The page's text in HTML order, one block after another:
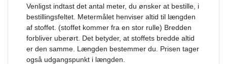
Venligst indtast det antal meter, du ønsker at bestille, i
bestillingsfeltet. Metermålet henviser altid til længden
af ​​stoffet. (stoffet kommer fra en stor rulle) Bredden
forbliver uberørt. Det betyder, at stoffets bredde altid
er den samme. Længden bestemmer du. Prisen tager
også udgangspunkt i længden.